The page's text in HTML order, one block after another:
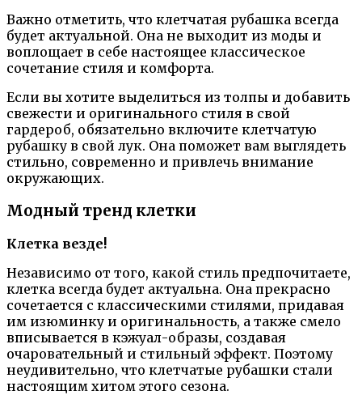
Важно отметить, что клетчатая рубашка всегда
будет актуальной. Она не выходит из моды и
воплощает в себе настоящее классическое
сочетание стиля и комфорта.
Если вы хотите выделиться из толпы и добавить
свежести и оригинального стиля в свой
гардероб, обязательно включите клетчатую
рубашку в свой лук. Она поможет вам выглядеть
стильно, современно и привлечь внимание
окружающих.
Модный тренд клетки
Клетка везде!
Независимо от того, какой стиль предпочитаете,
клетка всегда будет актуальна. Она прекрасно
сочетается с классическими стилями, придавая
им изюминку и оригинальность, а также смело
вписывается в кэжуал-образы, создавая
очаровательный и стильный эффект. Поэтому
неудивительно, что клетчатые рубашки стали
настоящим хитом этого сезона.